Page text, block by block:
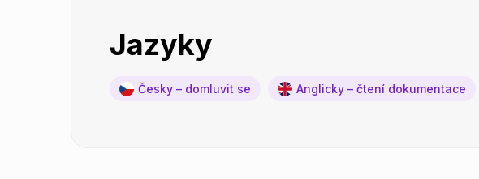
Jazyky
Česky – domluvit se Anglicky – čtení dokumentace